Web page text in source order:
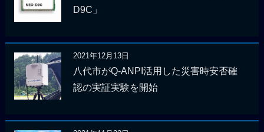
D9C」
2021年12月13日
八代市がQ-ANPI活用した災害時安否確
認の実証実験を開始